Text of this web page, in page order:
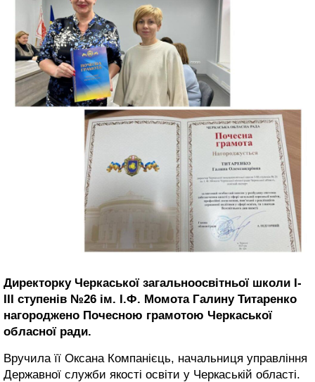
Директорку Черкаської загальноосвітньої школи І-
ІІІ ступенів №26 ім. І.Ф. Момота Галину Титаренко
нагороджено Почесною грамотою Черкаської
обласної ради.
Вручила її Оксана Компанієць, начальниця управління
Державної служби якості освіти у Черкаській області.